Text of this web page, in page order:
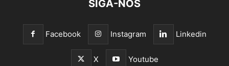
SIGA-NOS
Facebook Instagram Linkedin
X Youtube